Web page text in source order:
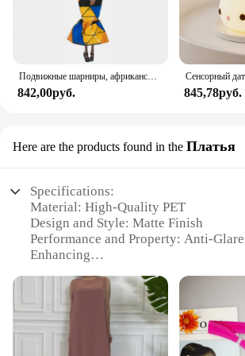
Подвижные шарниры, африканская черная кукла для американских кукол, аксессуары, тело Nudy с одеждой для Барби, игрушка для девочки, ролевая детская игрушка, подарок
842,00руб. 845,78руб.
Here are the products found in the Платья
Specifications:
Material: High-Quality PET
Design and Style: Matte Finish
Performance and Property: Anti-
Enhancing
Shape and Size: Available in Various
Different Windows
Quantity: Sold in Sets for Easy